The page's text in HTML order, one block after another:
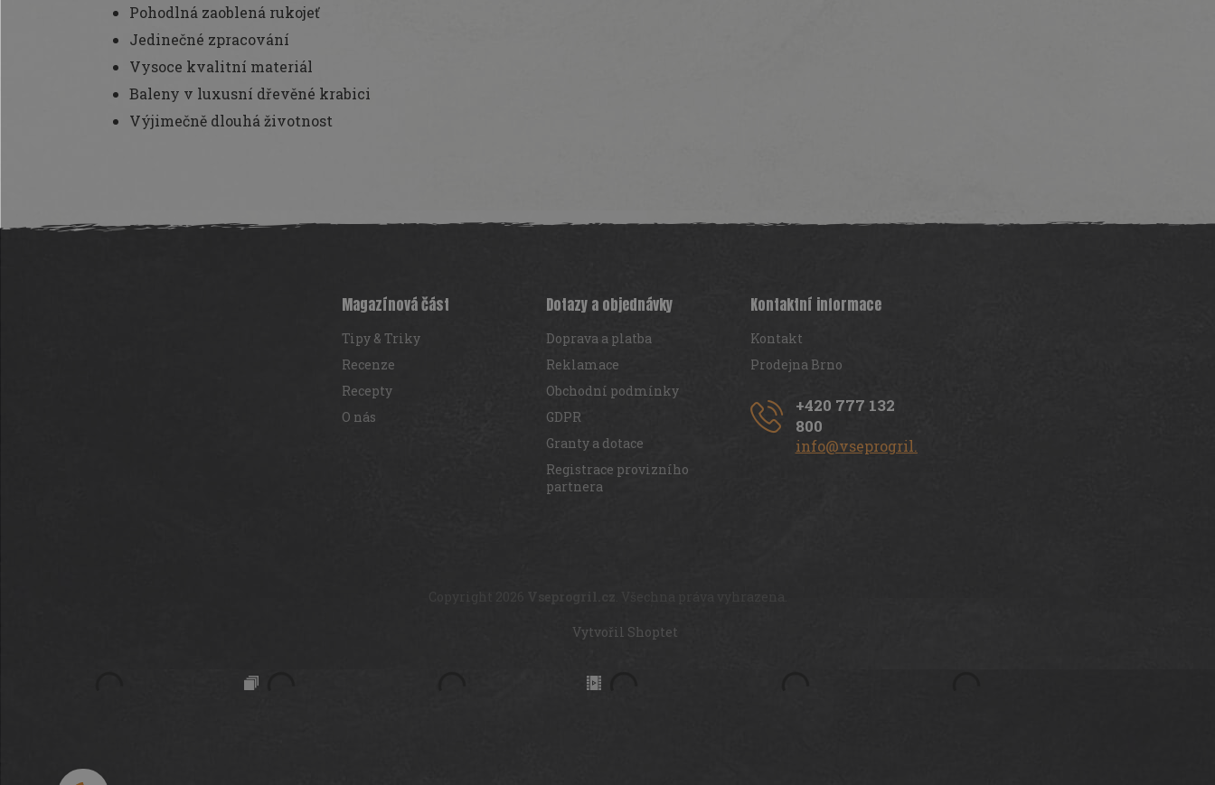
Pohodlná zaoblená rukojeť
Jedinečné zpracování
Vysoce kvalitní materiál
Baleny v luxusní dřevěné krabici
Výjimečně dlouhá životnost
á
Magazínová část
Tipy & Triky
Recenze
Recepty
O nás
Dotazy a objednávky
Doprava a platba
Reklamace
Obchodní podmínky
GDPR
Granty a dotace
Registrace provizního
partnera
Kontaktní informace
Kontakt
Prodejna Brno
+420 777 132
800
info@vseprogril.cz
Vytvořil Shoptet